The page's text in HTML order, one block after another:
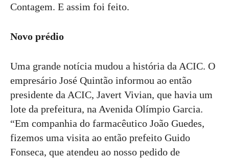
Contagem. E assim foi feito.
Novo prédio
Uma grande notícia mudou a história da ACIC. O
empresário José Quintão informou ao então
presidente da ACIC, Javert Vivian, que havia um
lote da prefeitura, na Avenida Olímpio Garcia.
“Em companhia do farmacêutico João Guedes,
fizemos uma visita ao então prefeito Guido
Fonseca, que atendeu ao nosso pedido de